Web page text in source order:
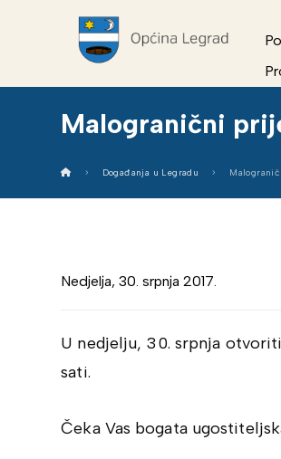
Malogranični
Događanja u Legradu
Nedjelja, 30. srpnja 2017.
U nedjelju, 30. srpnja
sati.
Čeka Vas bogata